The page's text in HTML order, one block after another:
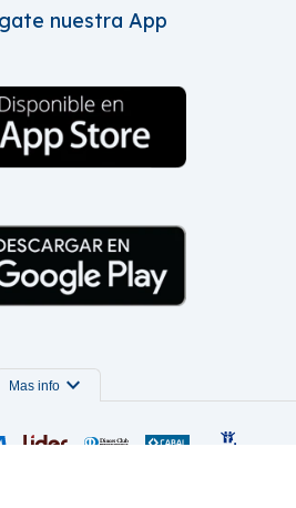
nuestra App
Mas info expand_more